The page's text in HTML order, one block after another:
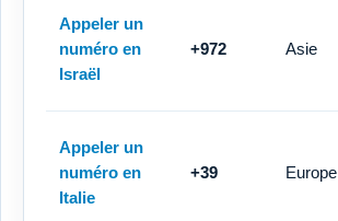
Appeler un
numéro en
Israël
+972 Asie
Appeler un
numéro en
Italie
+39 Europe